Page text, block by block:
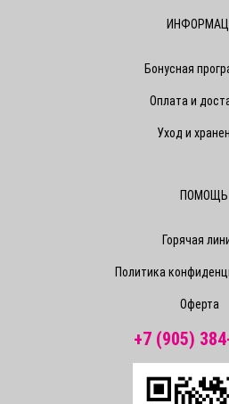
Бонусная
Оплата и
Уход и
ПОМОЩЬ
Горячая
Политика
Оферта
+7 (905)